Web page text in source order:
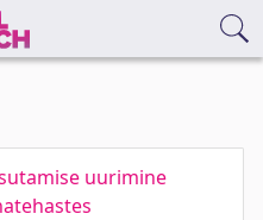
uurimine